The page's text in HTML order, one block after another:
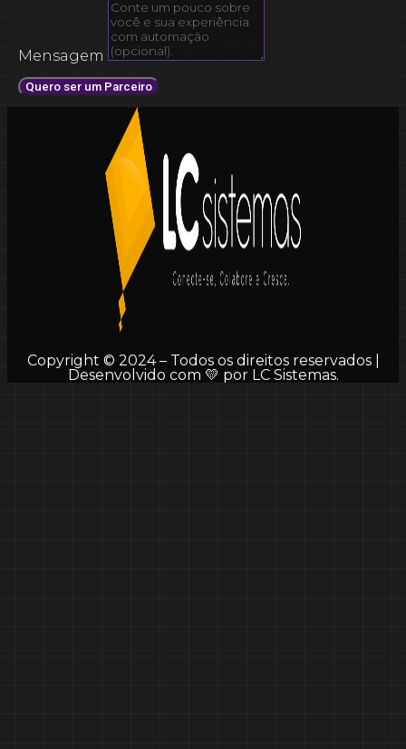
Mensagem
Quero ser um Parceiro
Copyright © 2024 – Todos os direitos reservados |
Desenvolvido com 💛 por LC Sistemas.